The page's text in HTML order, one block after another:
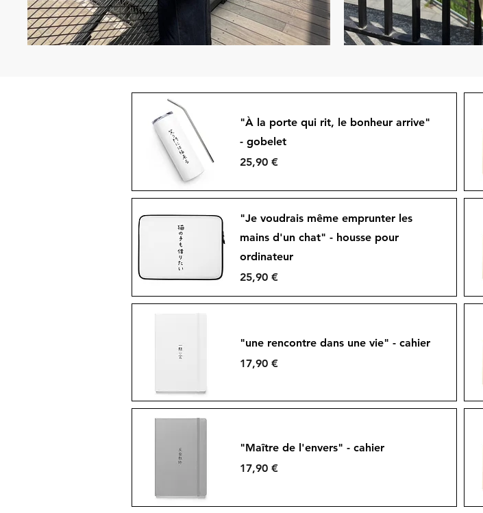
"À la porte qui rit, le bonheur arrive"
- gobelet
Prix
25,90 €
Aperçu rapide
"Je voudrais même emprunter les
mains d'un chat" - housse pour
ordinateur
Prix
25,90 €
Aperçu rapide
"une rencontre dans une vie" - cahier
Prix
17,90 €
"Maître de l'envers" - cahier
Prix
17,90 €